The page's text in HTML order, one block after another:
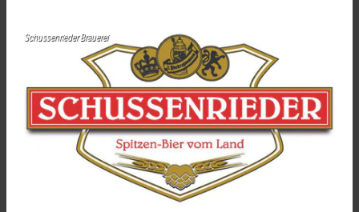
Schussenrieder Brauerei